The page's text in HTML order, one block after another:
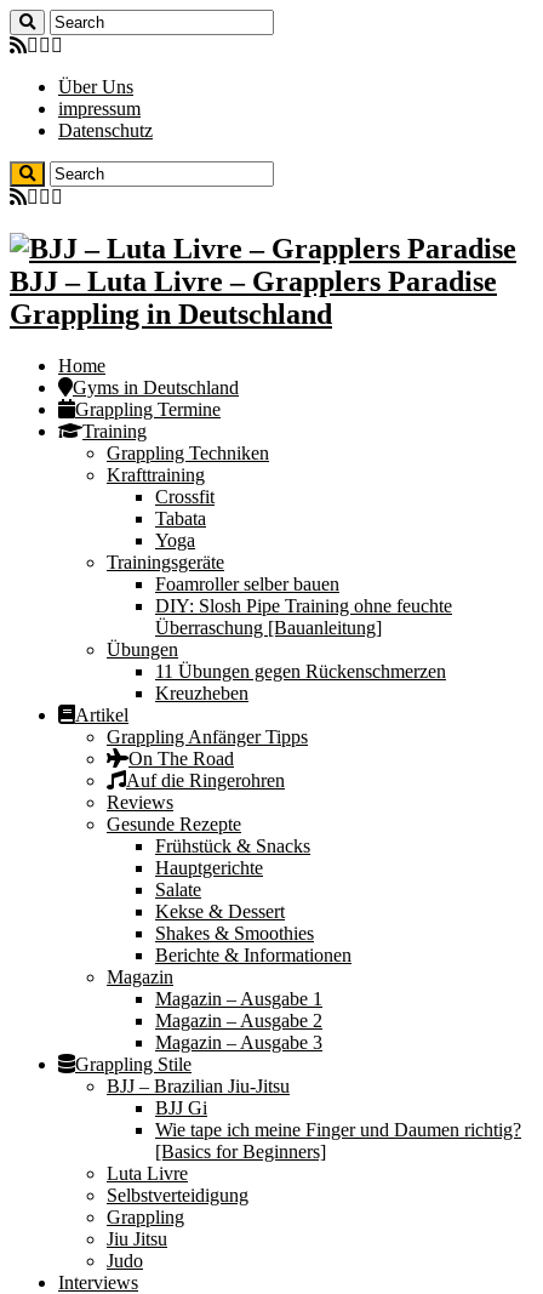
Über Uns
impressum
Datenschutz
BJJ – Luta Livre – Grapplers Paradise
Grappling in Deutschland
Home
Gyms in Deutschland
Grappling Termine
Training
Grappling Techniken
Krafttraining
Crossfit
Tabata
Yoga
Trainingsgeräte
Foamroller selber bauen
DIY: Slosh Pipe Training ohne feuchte
Überraschung [Bauanleitung]
Übungen
11 Übungen gegen Rückenschmerzen
Kreuzheben
Artikel
Grappling Anfänger Tipps
On The Road
Auf die Ringerohren
Reviews
Gesunde Rezepte
Frühstück & Snacks
Hauptgerichte
Salate
Kekse & Dessert
Shakes & Smoothies
Berichte & Informationen
Magazin
Magazin – Ausgabe 1
Magazin – Ausgabe 2
Magazin – Ausgabe 3
Grappling Stile
BJJ – Brazilian Jiu-Jitsu
BJJ Gi
Wie tape ich meine Finger und Daumen richtig?
[Basics for Beginners]
Luta Livre
Selbstverteidigung
Grappling
Jiu Jitsu
Judo
Interviews